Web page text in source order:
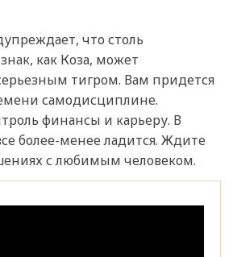
что столь
как Коза, может
тигром. Вам придется
самодисциплине.
финансы и карьеру. В
более-менее ладится. Ждите
с любимым человеком.